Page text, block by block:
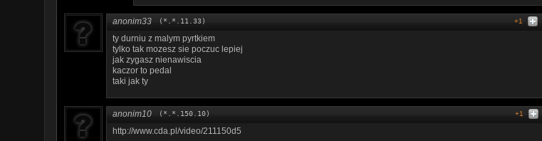
anonim33 (*.*.11.33) +1
ty durniu z malym pyrtkiem
tylko tak mozesz sie poczuc lepiej
jak zygasz nienawiscia
kaczor to pedal
taki jak ty
anonim10 (*.*.150.10) +1
http://www.cda.pl/video/211150d5